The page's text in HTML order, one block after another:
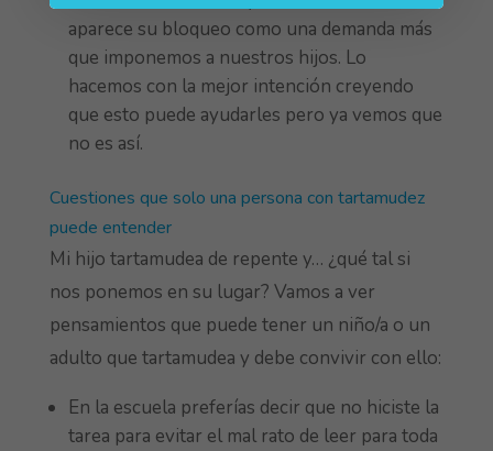
aparece su bloqueo como una demanda más
que imponemos a nuestros hijos. Lo
hacemos con la mejor intención creyendo
que esto puede ayudarles pero ya vemos que
no es así.
Cuestiones que solo una persona con tartamudez
puede entender
Mi hijo tartamudea de repente y… ¿qué tal si
nos ponemos en su lugar? Vamos a ver
pensamientos que puede tener un niño/a o un
adulto que tartamudea y debe convivir con ello:
En la escuela preferías decir que no hiciste la
tarea para evitar el mal rato de leer para toda